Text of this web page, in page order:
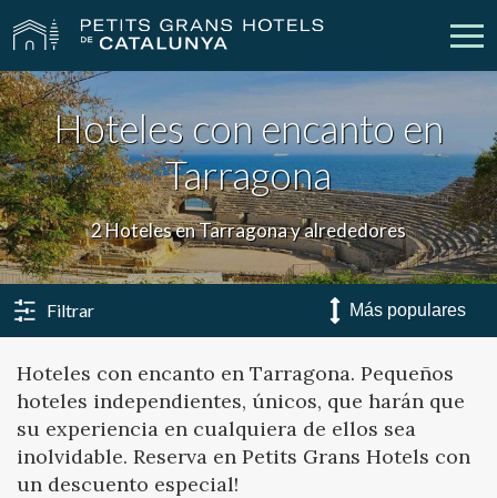
Nuestros Hoteles Escapadas
Bodas Empresas
Cheques Regalo Descubre Catalunya
Mi reserva
vpn_key Iniciar sesión person Crear cuenta
Hoteles con encanto en
Tarragona
2 Hoteles en Tarragona y alrededores
Filtrar
Hoteles con encanto en Tarragona. Pequeños
hoteles independientes, únicos, que harán que
su experiencia en cualquiera de ellos sea
inolvidable. Reserva en Petits Grans Hotels con
un descuento especial!